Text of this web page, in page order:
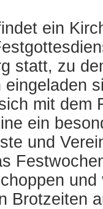
ein
statt, zu
mit dem
ein
und
und
Brotzeiten